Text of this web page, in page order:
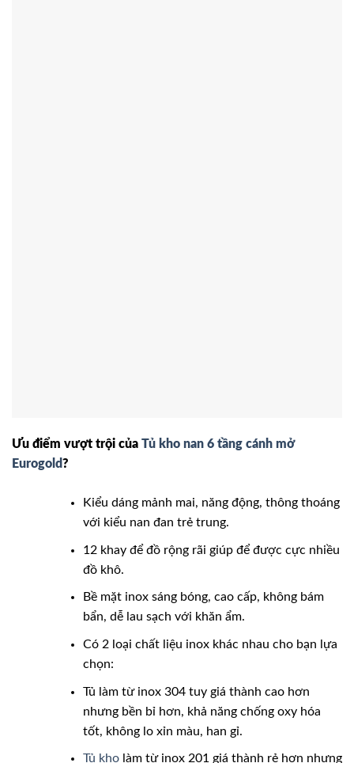
Ưu điểm vượt trội của Tủ kho nan 6 tầng cánh mở
Eurogold?
Kiểu dáng mảnh mai, năng động, thông thoáng
với kiểu nan đan trẻ trung.
12 khay để đồ rộng rãi giúp để được cực nhiều
đồ khô.
Bề mặt inox sáng bóng, cao cấp, không bám
bẩn, dễ lau sạch với khăn ẩm.
Có 2 loại chất liệu inox khác nhau cho bạn lựa
chọn:
Tủ làm từ inox 304 tuy giá thành cao hơn
nhưng bền bỉ hơn, khả năng chống oxy hóa
tốt, không lo xỉn màu, han gỉ.
Tủ kholàm từ inox 201 giá thành rẻ hơn nhưng